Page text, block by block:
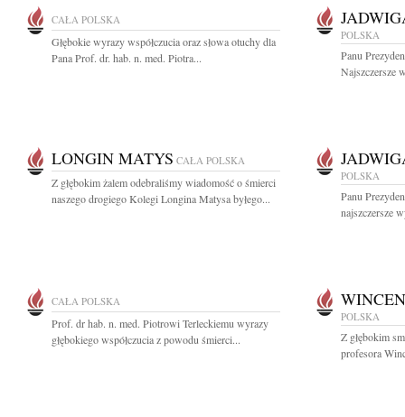
CAŁA POLSKA
Głębokie wyrazy współczucia oraz słowa otuchy dla
Pana Prof. dr. hab. n. med. Piotra...
POLSKA
Panu
Najszczersze
LONGIN MATYS CAŁA POLSKA
Z głębokim żalem odebraliśmy wiadomość o śmierci
naszego drogiego Kolegi Longina Matysa byłego...
POLSKA
Panu
najszczersze
CAŁA POLSKA
Prof. dr hab. n. med. Piotrowi Terleckiemu wyrazy
głębokiego współczucia z powodu śmierci...
POLSKA
Z głębokim
profesora